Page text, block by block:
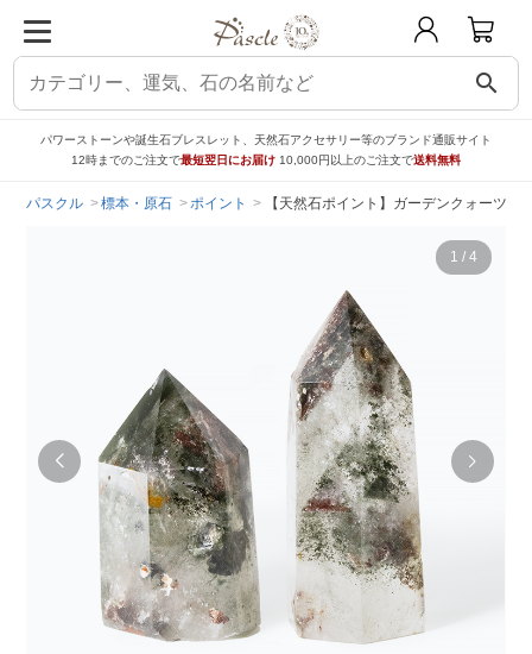
search
パワーストーンや誕生石ブレスレット、天然石アクセサリー等のブランド通販サイト
12時までのご注文で最短翌日にお届け 10,000円以上のご注文で送料無料
パスクル 標本・原石 ポイント 【天然石ポイント】ガーデンクォーツ
1 / 4